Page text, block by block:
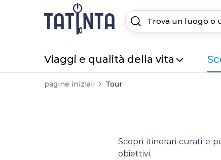
Viaggi e qualità della vita
pagine iniziali Tour
Scopri itinerari curati e
obiettivi.